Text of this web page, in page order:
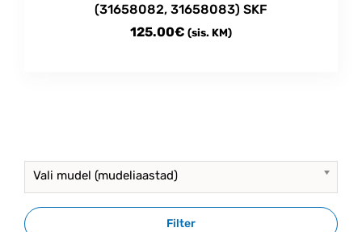
(31658082, 31658083) SKF
125.00€ (sis. KM)
Vali mudel (mudeliaastad)
Filter